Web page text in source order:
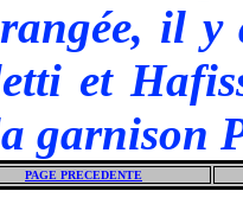
il y
et
garnison
PAGE PRECEDENTE